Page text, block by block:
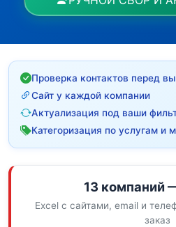
Проверка контактов перед
Сайт у каждой компании
Актуализация под ваши
Категоризация по услугам и
13 компаний
Excel с сайтами, email и
заказ